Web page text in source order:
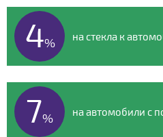
4% на стекла к
7% на автомобили с